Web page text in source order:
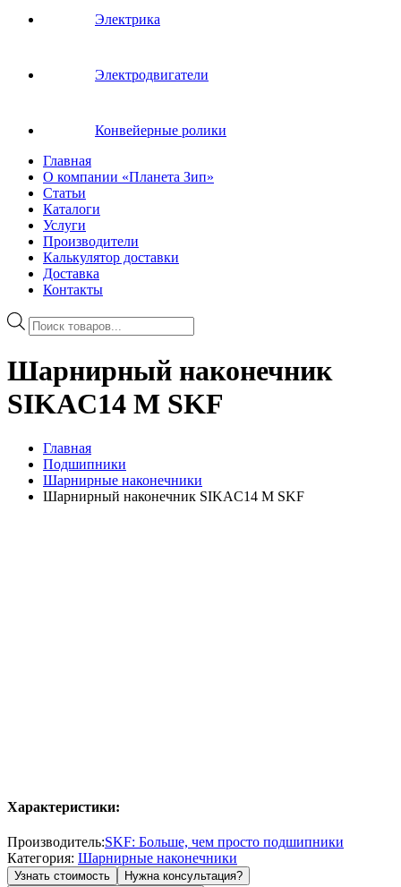
Электрика
Электродвигатели
Конвейерные ролики
Главная
О компании «Планета Зип»
Статьи
Каталоги
Услуги
Производители
Калькулятор доставки
Доставка
Контакты
Поиск
товаров
Шарнирный наконечник
SIKAC14 M SKF
Главная
Подшипники
Шарнирные наконечники
Шарнирный наконечник SIKAC14 M SKF
Характеристики:
Производитель:SKF: Больше, чем просто подшипники
Категория: Шарнирные наконечники
Узнать стоимость
Нужна консультация?